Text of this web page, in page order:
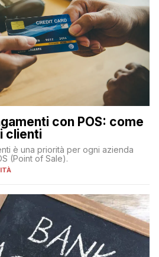
con POS: come
clienti
è una priorità per ogni azienda
(Point of Sale).